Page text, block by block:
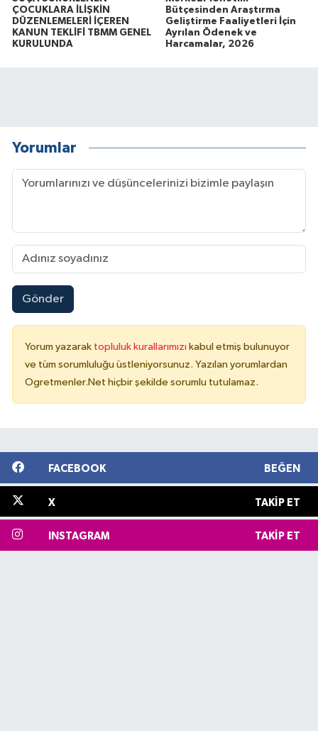
ÇOCUKLARA İLİŞKİN
DÜZENLEMELERİ İÇEREN
KANUN TEKLİFİ TBMM GENEL
KURULUNDA
Bütçesinden Araştırma
Geliştirme Faaliyetleri İçin
Ayrılan Ödenek ve
Harcamalar, 2026
Yorumlar
Gönder
Yorum yazarak topluluk kurallarımızı kabul etmiş bulunuyor
ve tüm sorumluluğu üstleniyorsunuz. Yazılan yorumlardan
Ogretmenler.Net hiçbir şekilde sorumlu tutulamaz.
FACEBOOK BEĞEN
X TAKIP ET
INSTAGRAM TAKIP ET